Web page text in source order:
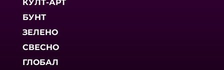
КУЛТ-АРТ
БУНТ
ЗЕЛЕНО
СВЕСНО
ГЛОБАЛ